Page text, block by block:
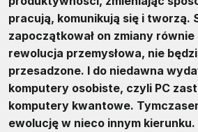
pracują, komunikują się i tworzą.
zapoczątkował on zmiany
rewolucja przemysłowa, nie
przesadzone. I do niedawna
komputery osobiste, czyli PC
komputery kwantowe.
ewolucję w nieco innym kierunku.